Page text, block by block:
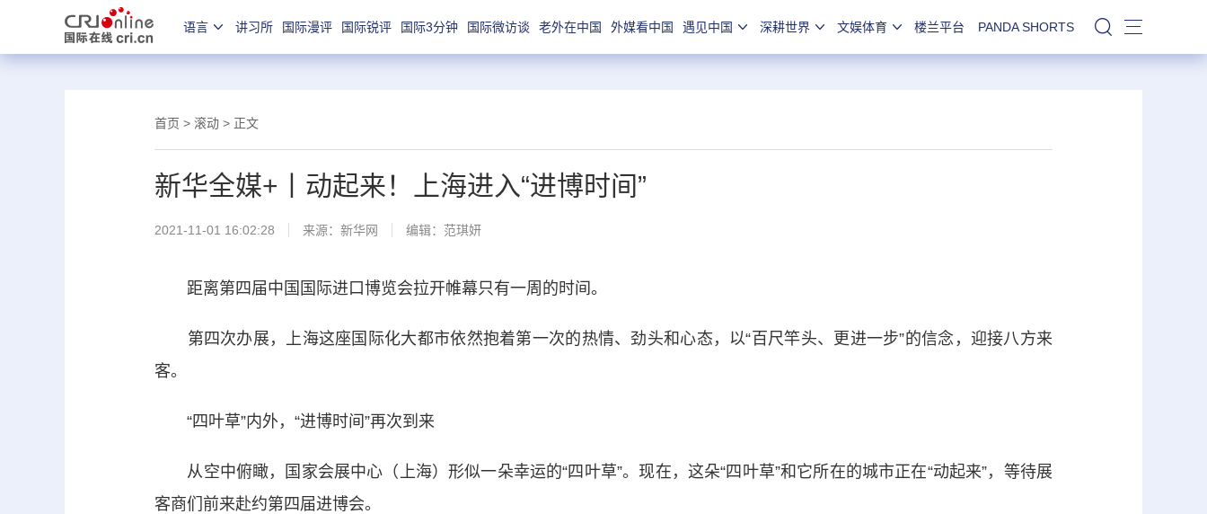
语言 讲习所 国际漫评 国际锐评 国际3分钟 国际微访谈 老外在中国 外媒看中国 遇见中国 深耕世界 文娱体育 楼兰平台 PANDA SHORTS 站内搜索
首页 > 滚动 > 正文
新华全媒+丨动起来！上海进入“进博时间”
2021-11-01 16:02:28 来源： 新华网 编辑：范琪妍
距离第四届中国国际进口博览会拉开帷幕只有一周的时间。
第四次办展，上海这座国际化大都市依然抱着第一次的热情、劲头和心态，以“百尺竿头、更进一步”的信念，迎接八方来
客。
“四叶草”内外，“进博时间”再次到来
从空中俯瞰，国家会展中心（上海）形似一朵幸运的“四叶草”。现在，这朵“四叶草”和它所在的城市正在“动起来”，等待展
客商们前来赴约第四届进博会。